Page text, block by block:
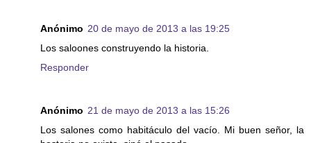
Anónimo 20 de mayo de 2013 a las 19:25
Los saloones construyendo la historia.
Responder
Anónimo 21 de mayo de 2013 a las 15:26
Los salones como habitáculo del vacío. Mi buen señor, la